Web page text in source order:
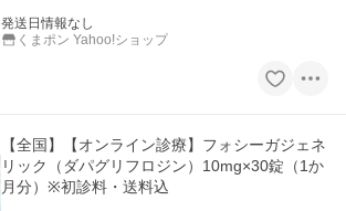
発送日情報なし
くまポン Yahoo!ショップ
【全国】【オンライン診療】フォシーガジェネ
リック（ダパグリフロジン）10mg×30錠（1か
月分）※初診料・送料込